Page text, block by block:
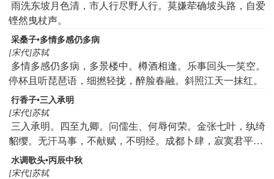
雨洗东坡月色清，市人行尽野人行。莫嫌荦确坡头路，自爱
铿然曳杖声。
采桑子•多情多感仍多病
[宋代]苏轼
多情多感仍多病，多景楼中。樽酒相逢。乐事回头一笑空。
停杯且听琵琶语，细撚轻拢，醉脸春融。斜照江天一抹红。
行香子•三入承明
[宋代]苏轼
三入承明。四至九卿。问儒生、何辱何荣。金张七叶，纨绮
貂缨。无汗马事，不献赋，不明经。成都卜肆，寂寞君平。
郑子真、岩谷躬耕。寒灰炙手，人重人轻。除竺乾学，得无
念，得无名。
水调歌头•丙辰中秋
[宋代]苏轼